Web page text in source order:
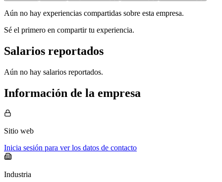
Aún no hay experiencias compartidas sobre esta empresa.
Sé el primero en compartir tu experiencia.
Salarios reportados
Aún no hay salarios reportados.
Información de la empresa
Sitio web
Inicia sesión para ver los datos de contacto
Industria